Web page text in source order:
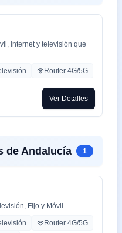
internet y televisión que
Router 4G/5G
Ver Detalles
de Andalucía 1
Fijo y Móvil.
Router 4G/5G